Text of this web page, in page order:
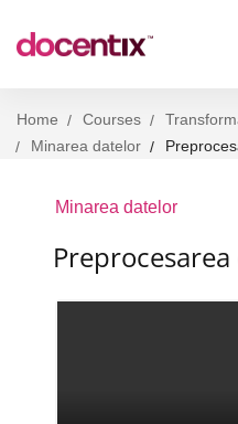
Home Courses
Minarea datelor
Minarea datelor